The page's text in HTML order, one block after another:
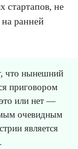
стартапов, не
ранней
что нынешний
приговором
или нет —
очевидным
является